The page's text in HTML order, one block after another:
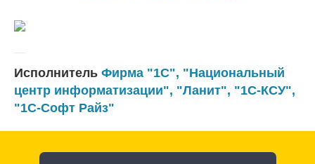
Исполнитель Фирма "1С", "Национальный
центр информатизации", "Ланит", "1С-КСУ",
"1С-Софт Райз"